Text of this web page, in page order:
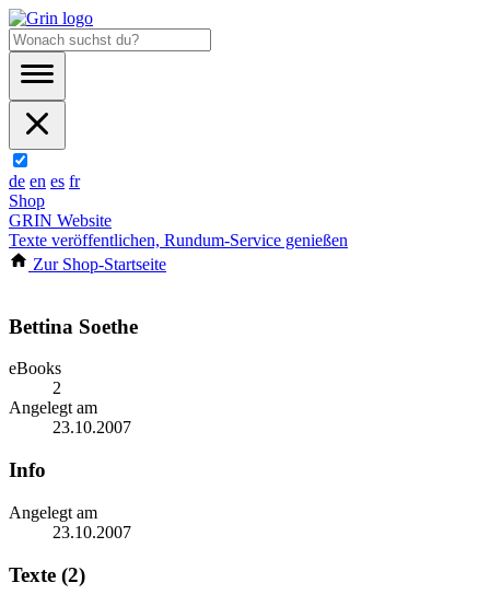
de en es fr
Shop
GRIN Website
Texte veröffentlichen, Rundum-Service genießen
Zur Shop-Startseite
Bettina Soethe
eBooks
2
Angelegt am
23.10.2007
Info
Angelegt am
23.10.2007
Texte (2)